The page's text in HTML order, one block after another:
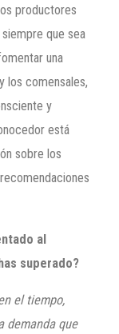
productores
que sea
una
los comensales,
y
está
sobre los
al
superado?
el tiempo,
demanda que